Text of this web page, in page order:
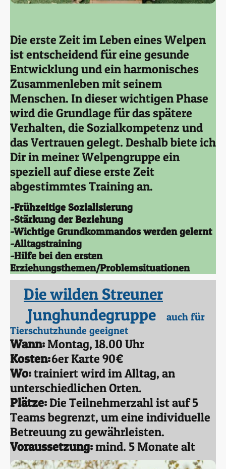
Die erste Zeit im Leben eines Welpen
ist entscheidend für eine gesunde
Entwicklung und ein harmonisches
Zusammenleben mit seinem
Menschen. In dieser wichtigen Phase
wird die Grundlage für das spätere
Verhalten, die Sozialkompetenz und
das Vertrauen gelegt. Deshalb biete ich
Dir in meiner Welpengruppe ein
speziell auf diese erste Zeit
abgestimmtes Training an.
-Frühzeitige Sozialisierung
-Stärkung der Beziehung
-Wichtige Grundkommandos werden gelernt
-Alltagstraining
-Hilfe bei den ersten
Erziehungsthemen/Problemsituationen
Die wilden Streuner
Junghundegruppe
auch für
Tierschutzhunde geeignet
Wann:Montag, 18.00 Uhr
Kosten:6er Karte 90€
Wo:trainiert wird im Alltag, an
unterschiedlichen Orten.
Plätze:Die Teilnehmerzahl ist auf 5
Teams begrenzt, um eine individuelle
Betreuung zu gewährleisten.
Voraussetzung:mind. 5 Monate alt